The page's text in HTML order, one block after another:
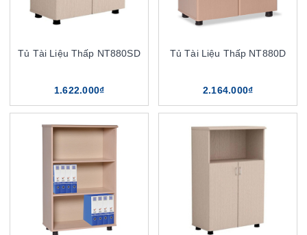
Tủ Tài Liệu Thấp NT880SD
1.622.000₫
Tủ Tài Liệu Thấp NT880D
2.164.000₫